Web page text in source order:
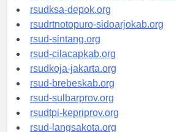
rsuddrloekmonohadi-kuduskab.org
rsudksa-depok.org
rsudrtnotopuro-sidoarjokab.org
rsud-sintang.org
rsud-cilacapkab.org
rsudkoja-jakarta.org
rsud-brebeskab.org
rsud-sulbarprov.org
rsudtpi-kepriprov.org